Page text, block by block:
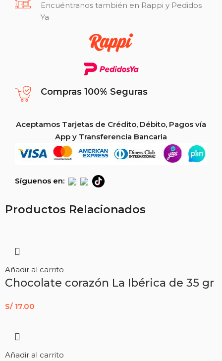
Encuéntranos también en Rappi y Pedidos
Ya
Compras 100% Seguras
Aceptamos Tarjetas de Crédito, Débito, Pagos vía
App y Transferencia Bancaria
Síguenos en:
Productos Relacionados
Añadir al carrito
Chocolate corazón La Ibérica de 35 gr
S/ 17.00
Añadir al carrito